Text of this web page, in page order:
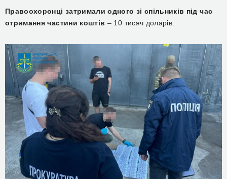
Правоохоронці затримали одного зі спільників під час
отримання частини коштів – 10 тисяч доларів.